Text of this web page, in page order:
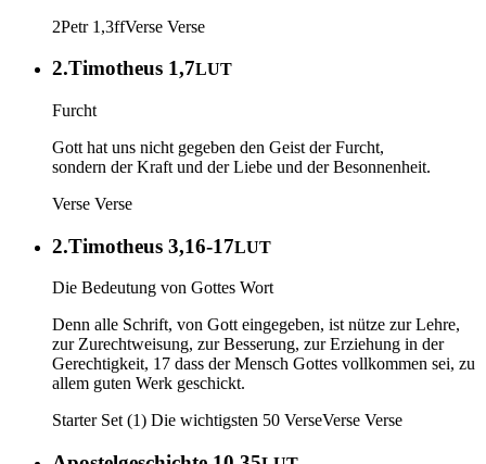
2Petr 1,3ffVerse Verse
2.Timotheus 1,7LUT
Furcht
Gott hat uns nicht gegeben den Geist der Furcht,
sondern der Kraft und der Liebe und der Besonnenheit.
Verse Verse
2.Timotheus 3,16-17LUT
Die Bedeutung von Gottes Wort
Denn alle Schrift, von Gott eingegeben, ist nütze zur Lehre,
zur Zurechtweisung, zur Besserung, zur Erziehung in der
Gerechtigkeit, 17 dass der Mensch Gottes vollkommen sei, zu
allem guten Werk geschickt.
Starter Set (1) Die wichtigsten 50 VerseVerse Verse